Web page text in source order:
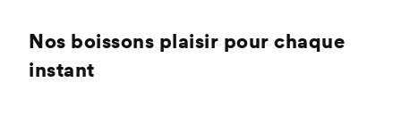
Nos boissons plaisir pour chaque
instant